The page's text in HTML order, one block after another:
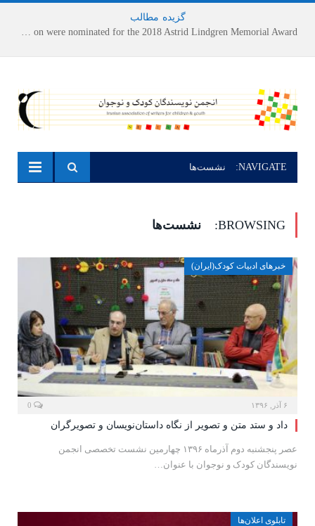
گزیده مطالب
NAVIGATE: نشست‌ها
BROWSING: نشست‌ها
خبرهای ادبیات کودک(ایران)
۶ آذر, ۱۳۹۶
داد و ستد متن و تصویر از نگاه داستان‌نویسان و تصویرگران
عصر پنجشنبه دوم آذرماه ۱۳۹۶ چهارمین نشست تخصصی انجمن
نویسندگان کودک و نوجوان با عنوان…
تابلوی اعلان‌ها